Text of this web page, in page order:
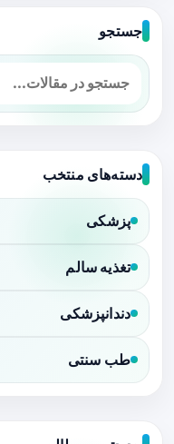
جستجو
دسته‌های منتخب
پزشکی
تغذیه سالم
دندانپزشکی
طب سنتی